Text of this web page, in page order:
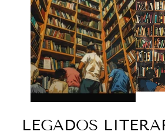
LEGADOS